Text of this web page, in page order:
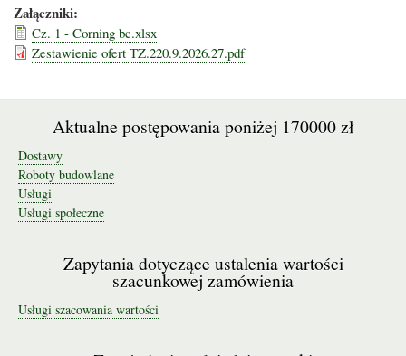
Załączniki:
Cz. 1 - Corning bc.xlsx
Zestawienie ofert TZ.220.9.2026.27.pdf
Aktualne postępowania poniżej 170000 zł
Dostawy
Roboty budowlane
Usługi
Usługi społeczne
Zapytania dotyczące ustalenia wartości
szacunkowej zamówienia
Usługi szacowania wartości